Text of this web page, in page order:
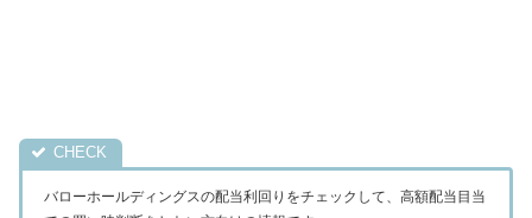
バローホールディングスの配当利回りをチェックして、高額配当目当